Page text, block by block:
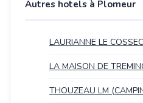
Autres hotels à Plomeur
LAURIANNE LE COSSEC
LA MAISON DE
THOUZEAU LM